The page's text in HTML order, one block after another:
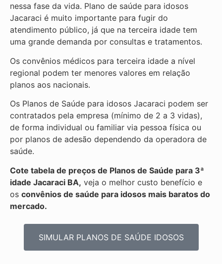
nessa fase da vida. Plano de saúde para idosos
Jacaraci é muito importante para fugir do
atendimento público, já que na terceira idade tem
uma grande demanda por consultas e tratamentos.
Os convênios médicos para terceira idade a nível
regional podem ter menores valores em relação
planos aos nacionais.
Os Planos de Saúde para idosos Jacaraci podem ser
contratados pela empresa (mínimo de 2 a 3 vidas),
de forma individual ou familiar via pessoa física ou
por planos de adesão dependendo da operadora de
saúde.
Cote tabela de preços de Planos de Saúde para 3ª
idade Jacaraci BA, veja o melhor custo benefício e
os convênios de saúde para idosos mais baratos do
mercado.
SIMULAR PLANOS DE SAÚDE IDOSOS